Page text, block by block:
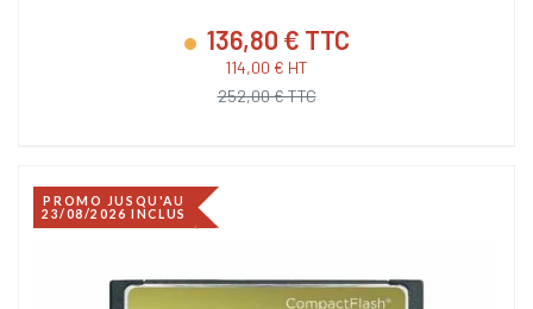
136,80 € TTC
114,00 € HT
252,00 € TTC
PROMO JUSQU'AU
23/08/2026 INCLUS